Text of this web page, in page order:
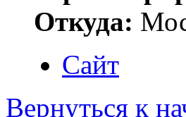
Откуда:
Сайт
Вернуться к